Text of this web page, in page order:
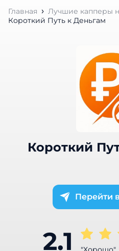
Главная
Лучшие капперы
Короткий Путь к Деньгам
Короткий
2.1